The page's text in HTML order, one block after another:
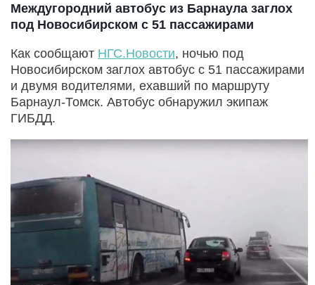
Междугородний автобус из Барнаула заглох
под Новосибирском с 51 пассажирами
Как сообщают НГС.Новости, ночью под
Новосибирском заглох автобус с 51 пассажирами
и двумя водителями, ехавший по маршруту
Барнаул-Томск. Автобус обнаружил экипаж
ГИБДД.